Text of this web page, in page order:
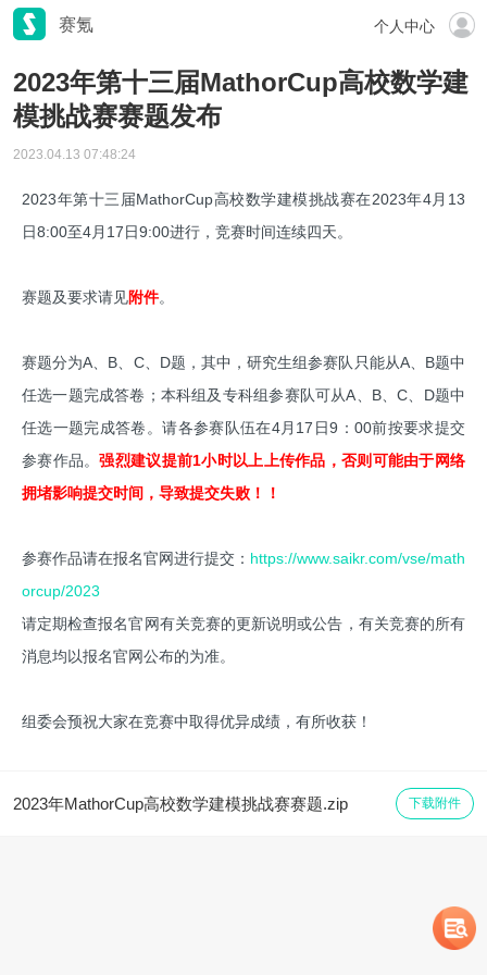
赛氪 个人中心
2023年第十三届MathorCup高校数学建
模挑战赛赛题发布
2023.04.13 07:48:24
2023年第十三届MathorCup高校数学建模挑战赛在2023年4月13
日8:00至4月17日9:00进行，竞赛时间连续四天。
赛题及要求请见附件。
赛题分为A、B、C、D题，其中，研究生组参赛队只能从A、B题中
任选一题完成答卷；本科组及专科组参赛队可从A、B、C、D题中
任选一题完成答卷。请各参赛队伍在4月17日9：00前按要求提交
参赛作品。强烈建议提前1小时以上上传作品，否则可能由于网络
拥堵影响提交时间，导致提交失败！！
参赛作品请在报名官网进行提交： https://www.saikr.com/vse/math
orcup/2023
请定期检查报名官网有关竞赛的更新说明或公告，有关竞赛的所有
消息均以报名官网公布的为准。
组委会预祝大家在竞赛中取得优异成绩，有所收获！
2023年MathorCup高校数学建模挑战赛赛题.zip 下载附件